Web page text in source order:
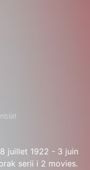
juillet 1922 - 3 juin
serii i 2 movies.